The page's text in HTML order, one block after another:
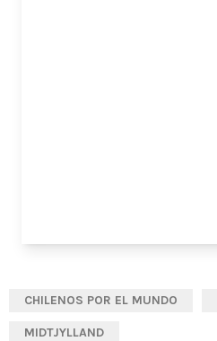
CHILENOS POR EL MUNDO
MIDTJYLLAND